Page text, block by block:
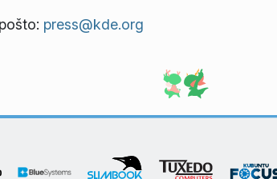
press@kde.org